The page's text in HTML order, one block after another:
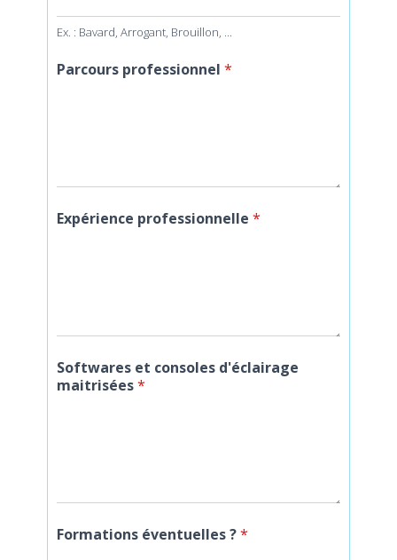
Ex. : Bavard, Arrogant, Brouillon, ...
Parcours professionnel *
Expérience professionnelle *
Softwares et consoles d'éclairage
maitrisées*
Formations éventuelles ?*